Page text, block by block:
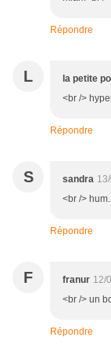
Répondre
L la petite
<br />
Répondre
S sandra
<br />
Répondre
F franur 12/
<br /> un
Répondre